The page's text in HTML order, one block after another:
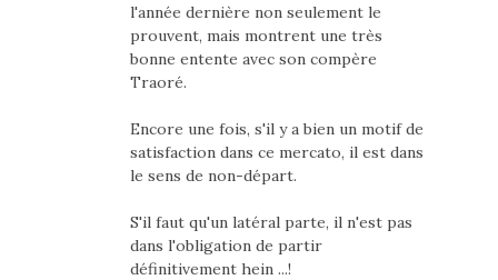
l'année dernière non seulement le
prouvent, mais montrent une très
bonne entente avec son compère
Traoré.
Encore une fois, s'il y a bien un motif de
satisfaction dans ce mercato, il est dans
le sens de non-départ.
S'il faut qu'un latéral parte, il n'est pas
dans l'obligation de partir
définitivement hein ...!